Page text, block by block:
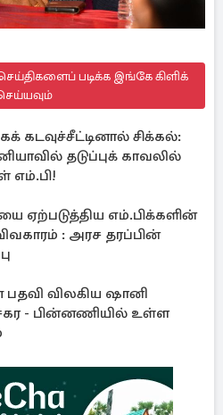
படிக்க இங்கே கிளிக்
கடவுச்சீட்டினால் சிக்கல்:
தடுப்புக் காவலில்
எம்.பி!
ஏற்படுத்திய எம்.பிக்களின்
: அரச தரப்பின்
பதவி விலகிய ஷானி
- பின்னணியில் உள்ள